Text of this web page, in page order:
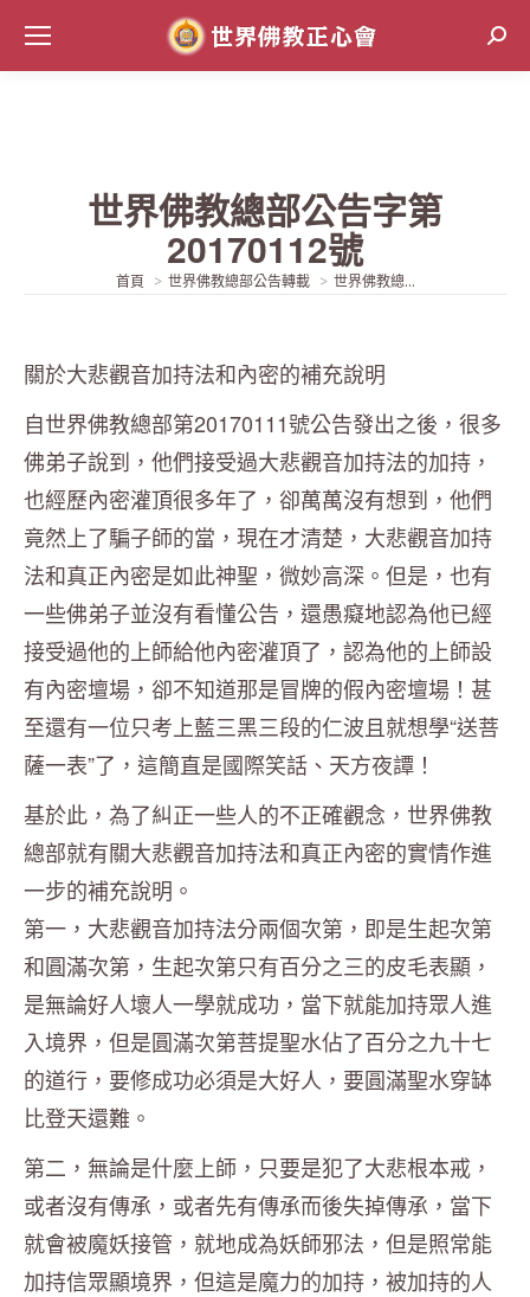
世界佛教總部公告字第
20170112號
當前位置:
首頁 世界佛教總部公告轉載 世界佛教總...
關於大悲觀音加持法和內密的補充說明
自世界佛教總部第20170111號公告發出之後，很多
佛弟子說到，他們接受過大悲觀音加持法的加持，
也經歷內密灌頂很多年了，卻萬萬沒有想到，他們
竟然上了騙子師的當，現在才清楚，大悲觀音加持
法和真正內密是如此神聖，微妙高深。但是，也有
一些佛弟子並沒有看懂公告，還愚癡地認為他已經
接受過他的上師給他內密灌頂了，認為他的上師設
有內密壇場，卻不知道那是冒牌的假內密壇場！甚
至還有一位只考上藍三黑三段的仁波且就想學“送菩
薩一表”了，這簡直是國際笑話、天方夜譚！
基於此，為了糾正一些人的不正確觀念，世界佛教
總部就有關大悲觀音加持法和真正內密的實情作進
一步的補充說明。
第一，大悲觀音加持法分兩個次第，即是生起次第
和圓滿次第，生起次第只有百分之三的皮毛表顯，
是無論好人壞人一學就成功，當下就能加持眾人進
入境界，但是圓滿次第菩提聖水佔了百分之九十七
的道行，要修成功必須是大好人，要圓滿聖水穿缽
比登天還難。
第二，無論是什麼上師，只要是犯了大悲根本戒，
或者沒有傳承，或者先有傳承而後失掉傳承，當下
就會被魔妖接管，就地成為妖師邪法，但是照常能
加持信眾顯境界，但這是魔力的加持，被加持的人